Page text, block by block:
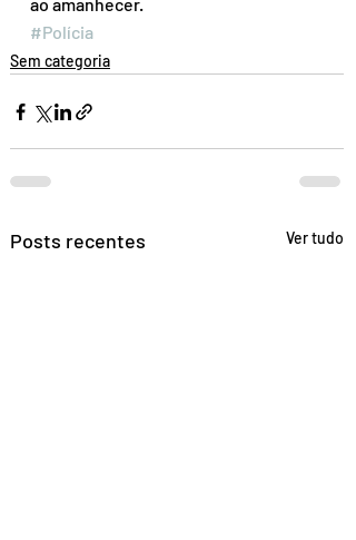
#Polícia
Sem categoria
Posts recentes Ver tudo